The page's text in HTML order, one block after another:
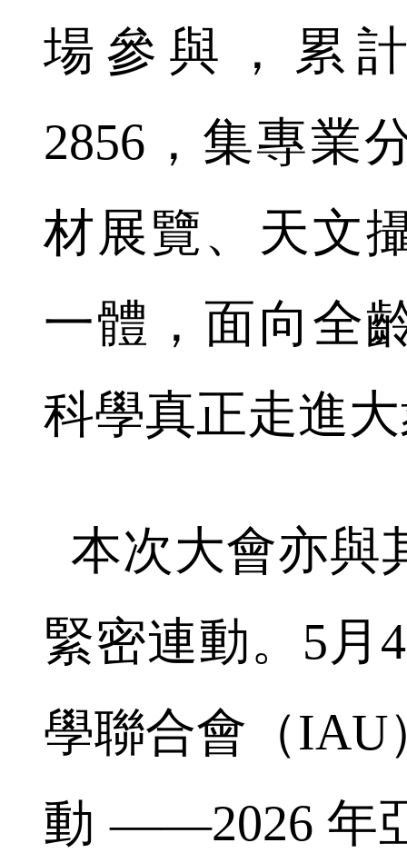
場參與，累
2856，集專業
材展覽、天文
一體，面向全
科學真正走進
本次大會亦與
緊密連動。5月
學聯合會（IAU
動 ——2026 年